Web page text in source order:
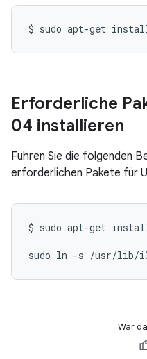
$ sudo apt-get
Erforderliche
04 installieren
Führen Sie die folgenden
erforderlichen Pakete für
$ sudo apt-get
sudo ln -s /usr/lib/
War